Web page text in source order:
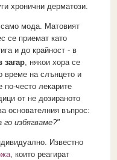
хронични дерматози.
мода. Матовият
се приемат като
и до крайност - в
загар, някои хора се
време на слънцето и
по-често лекарите
от не дозираното
основателния въпрос:
го избягваме?"
Известно
, които реагират